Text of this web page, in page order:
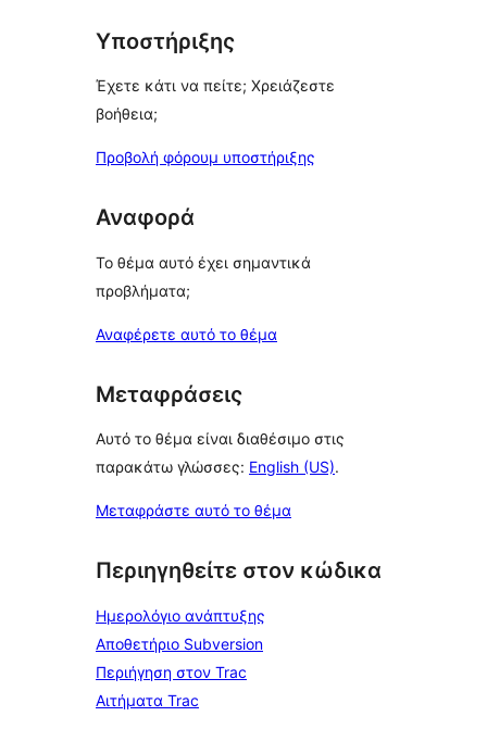
Υποστήριξης
Έχετε κάτι να πείτε; Χρειάζεστε
βοήθεια;
Προβολή φόρουμ υποστήριξης
Αναφορά
Το θέμα αυτό έχει σημαντικά
προβλήματα;
Αναφέρετε αυτό το θέμα
Μεταφράσεις
Αυτό το θέμα είναι διαθέσιμο στις
παρακάτω γλώσσες: English (US).
Μεταφράστε αυτό το θέμα
Περιηγηθείτε στον κώδικα
Ημερολόγιο ανάπτυξης
Αποθετήριο Subversion
Περιήγηση στον Trac
Αιτήματα Trac